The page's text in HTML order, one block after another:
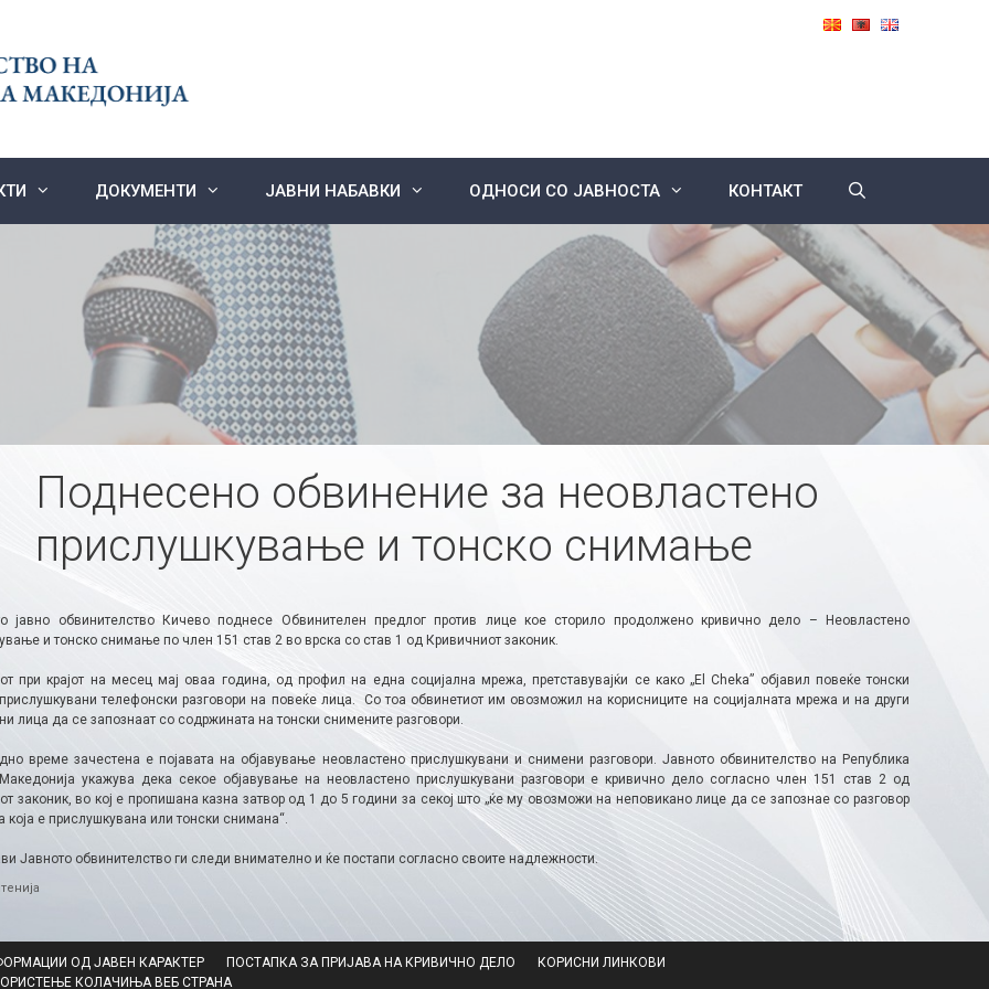
ДОКУМЕНТИ ЈАВНИ НАБАВКИ ОДНОСИ СО ЈАВНОСТА КОНТАКТ
Поднесено обвинение за неовластено
прислушкување и тонско снимање
јавно обвинителство Кичево поднесе Обвинителен предлог против лице кое сторило продолжено кривично дело – Неовластено
и тонско снимање по член 151 став 2 во врска со став 1 од Кривичниот законик.
при крајот на месец мај оваа година, од профил на една социјална мрежа, претставувајќи се како „El Cheka” објавил повеќе тонски
телефонски разговори на повеќе лица. Со тоа обвинетиот им овозможил на корисниците на социјалната мрежа и на други
лица да се запознаат со содржината на тонски снимените разговори.
време зачестена е појавата на објавување неовластено прислушкувани и снимени разговори. Јавното обвинителство на Република
укажува дека секое објавување на неовластено прислушкувани разговори е кривично дело согласно член 151 став 2 од
законик, во кој е пропишана казна затвор од 1 до 5 години за секој што „ќе му овозможи на неповикано лице да се запознае со разговор
која е прислушкувана или тонски снимана“.
Јавното обвинителство ги следи внимателно и ќе постапи согласно своите надлежности.
ОД ЈАВЕН КАРАКТЕР ПОСТАПКА ЗА ПРИЈАВА НА КРИВИЧНО ДЕЛО
КОРИСНИ ЛИНКОВИ
КОЛАЧИЊА ВЕБ СТРАНА